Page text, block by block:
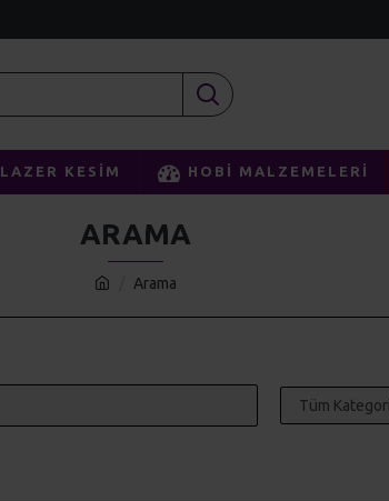
LAZER KESIM HOBI MALZEMELERI
Arama
ARAMA